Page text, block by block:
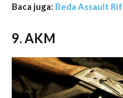
Baca juga: Beda Assault
9. AKM